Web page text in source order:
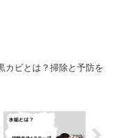
カビとは？掃除と予防を